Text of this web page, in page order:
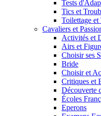
Tests
Tics et
Toilettage et
Cavaliers et
Activités et
Airs et
Choisir ses
Bride
Choisir et
Critiques et
Découverte
Écoles
Eperons